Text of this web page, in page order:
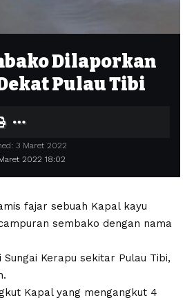
Dilaporkan
Pulau Tibi
2022 18:02
3 Maret 2022
fajar sebuah Kapal kayu
sembako dengan nama
Kerapu sekitar Pulau Tibi,
Kapal yang mengangkut 4